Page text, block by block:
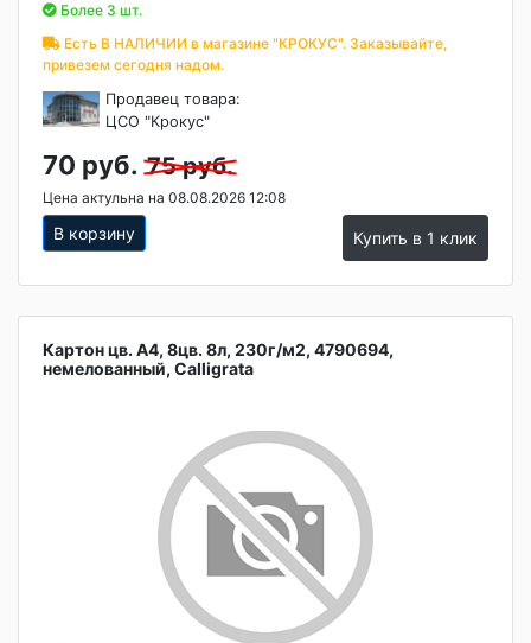
Более 3 шт.
Есть В НАЛИЧИИ в магазине "КРОКУС". Заказывайте,
привезем сегодня надом.
Продавец товара:
ЦСО "Крокус"
70 руб. 75 руб.
Цена актульна на 08.08.2026 12:08
В корзину Купить в 1 клик
Картон цв. А4, 8цв. 8л, 230г/м2, 4790694,
немелованный, Calligrata